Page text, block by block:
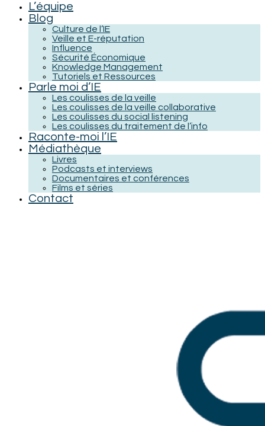
L’équipe
Blog
Culture de l’IE
Veille et E-réputation
Influence
Sécurité Économique
Knowledge Management
Tutoriels et Ressources
Parle moi d’IE
Les coulisses de la veille
Les coulisses de la veille collaborative
Les coulisses du social listening
Les coulisses du traitement de l’info
Raconte-moi l’IE
Médiathèque
Livres
Podcasts et interviews
Documentaires et conférences
Films et séries
Contact